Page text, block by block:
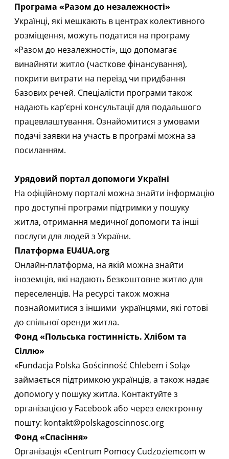
Програма «Разом до незалежності»
Українці, які мешкають в центрах колективного
розміщення, можуть податися на програму
«Разом до незалежності», що допомагає
винайняти житло (часткове фінансування),
покрити витрати на переїзд чи придбання
базових речей. Спеціалісти програми також
надають кар’єрні консультації для подальшого
працевлаштування. Ознайомитися з умовами
подачі заявки на участь в програмі можна за
посиланням.
Урядовий портал допомоги Україні
На офіційному порталі можна знайти інформацію
про доступні програми підтримки у пошуку
житла, отримання медичної допомоги та інші
послуги для людей з України.​
Платформа EU4UA.org
Онлайн-платформа, на якій можна знайти
іноземців, які надають безкоштовне житло для
переселенців. На ресурсі також можна
познайомитися з іншими українцями, які готові
до спільної оренди житла.​
Фонд «Польська гостинність. Хлібом та
Сіллю»
«Fundacja Polska Gościnność Chlebem i Solą»
займається підтримкою українців, а також надає
допомогу у пошуку житла.​ Контактуйте з
організацією у Facebookабо через електронну
пошту: kontakt@polskagoscinnosc.org
Фонд «Спасіння»
Організація «Centrum Pomocy Cudzoziemcom w